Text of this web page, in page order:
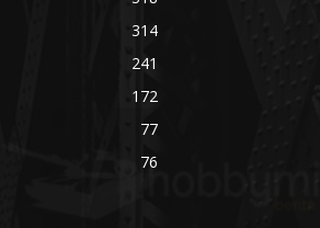
314
241
172
77
76